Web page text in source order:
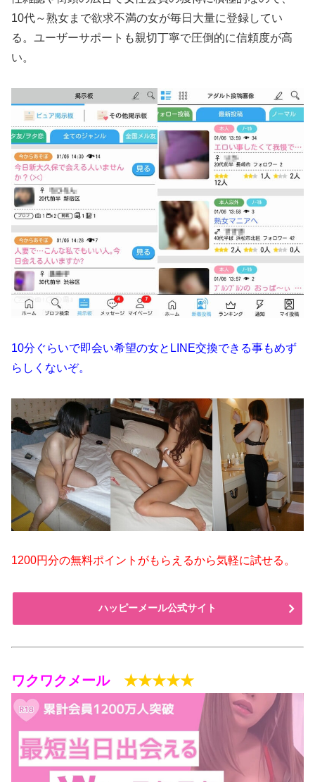
10代～熟女まで欲求不満の女が毎日大量に登録してい
る。ユーザーサポートも親切丁寧で圧倒的に信頼度が高
い。
10分ぐらいで即会い希望の女とLINE交換できる事もめず
らしくないぞ。
1200円分の無料ポイントがもらえるから気軽に試せる。
ハッピーメール公式サイト
ワクワクメール ★★★★★